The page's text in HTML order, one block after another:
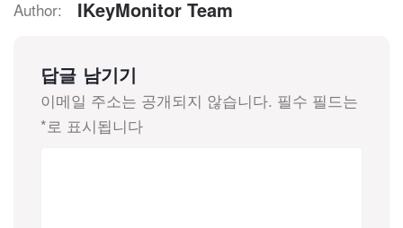
Author: IKeyMonitor Team
답글 남기기
이메일 주소는 공개되지 않습니다. 필수 필드는
*로 표시됩니다